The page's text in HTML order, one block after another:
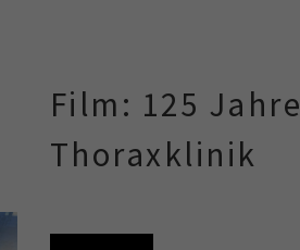
Film: 125 Jahre
Thoraxklinik